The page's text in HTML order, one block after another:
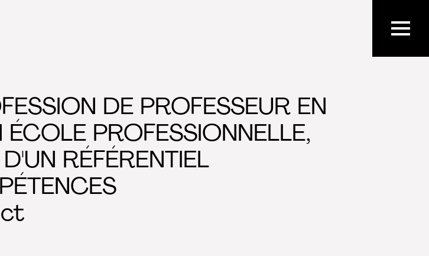
DE PROFESSEUR EN
PROFESSIONNELLE,
RÉFÉRENTIEL